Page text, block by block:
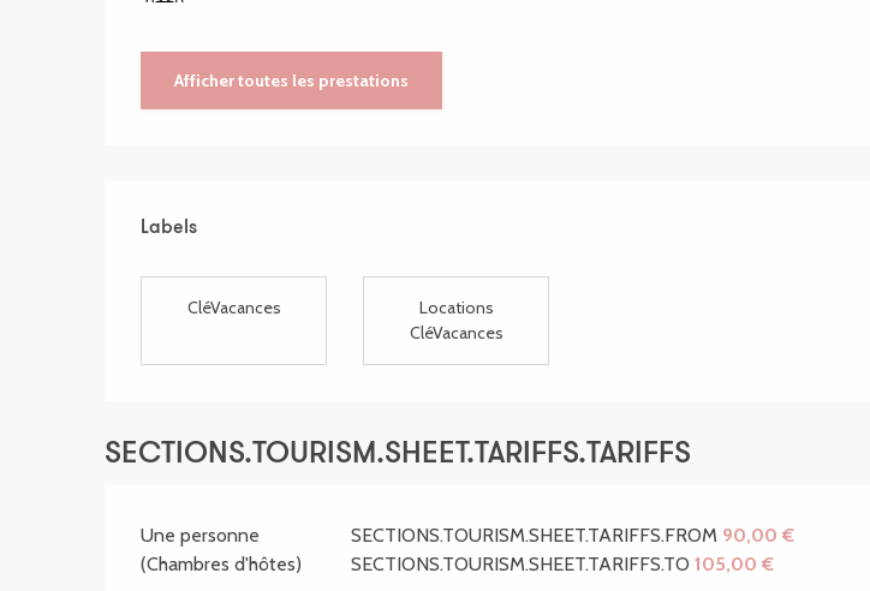
Afficher toutes les prestations
Labels
Labels
CléVacances
Locations
CléVacances
SECTIONS.TOURISM.SHEET.TARIFFS.TARIFFS
Une personne
(Chambres d'hôtes)
SECTIONS.TOURISM.SHEET.TARIFFS.FROM 90,00 €
SECTIONS.TOURISM.SHEET.TARIFFS.TO 105,00 €